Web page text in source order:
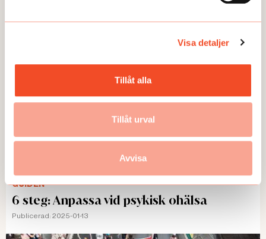
Visa detaljer
Tillåt alla
Tillåt urval
Avvisa
GUIDEN
6 steg: Anpassa vid psykisk ohälsa
Publicerad: 2025-01-13